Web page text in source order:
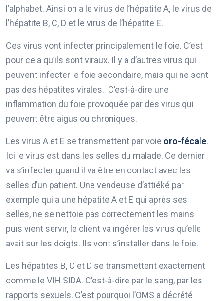
l’alphabet. Ainsi on a le virus de l’hépatite A, le virus de
l’hépatite B, C, D et le virus de l’hépatite E.
Ces virus vont infecter principalement le foie. C’est
pour cela qu’ils sont viraux. Il y a d’autres virus qui
peuvent infecter le foie secondaire, mais qui ne sont
pas des hépatites virales. C’est-à-dire une
inflammation du foie provoquée par des virus qui
peuvent être aigus ou chroniques.
Les virus A et E se transmettent par voie oro-fécale.
Ici le virus est dans les selles du malade. Ce dernier
va s’infecter quand il va être en contact avec les
selles d’un patient. Une vendeuse d’attiéké par
exemple qui a une hépatite A et E qui après ses
selles, ne se nettoie pas correctement les mains
puis vient servir, le client va ingérer les virus qu’elle
avait sur les doigts. Ils vont s’installer dans le foie.
Les hépatites B, C et D se transmettent exactement
comme le VIH SIDA. C’est-à-dire par le sang, par les
rapports sexuels. C’est pourquoi l’OMS a décrété